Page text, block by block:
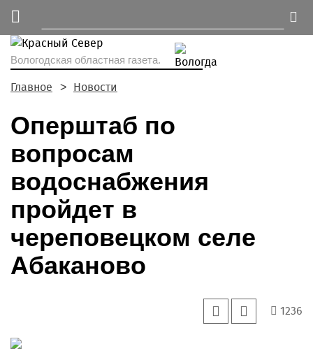
Вологодская областная газета.
Главное Новости
Оперштаб по
вопросам
водоснабжения
пройдет в
череповецком селе
Абаканово
1236